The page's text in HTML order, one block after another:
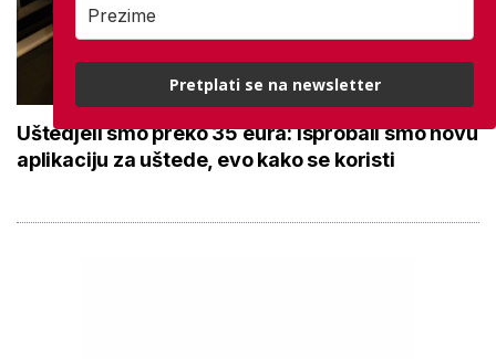
Uštedjeli smo preko 35 eura: Isprobali smo novu
aplikaciju za uštede, evo kako se koristi
Pretplati se na newsletter